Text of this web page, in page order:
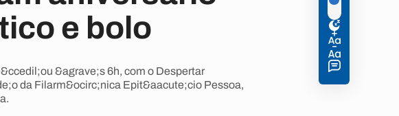
e bolo
&agrave;s 6h, com o Despertar
da Filarm&ocirc;nica Epit&aacute;cio Pessoa,